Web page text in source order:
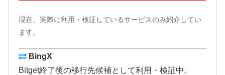
現在、実際に利用・検証しているサービスのみ紹介してい
ます。
BingX
Bitget終了後の移行先候補として利用・検証中。